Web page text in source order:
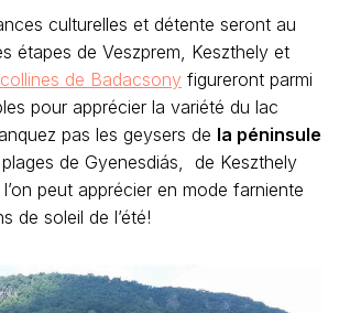
culturelles et détente seront au
étapes de Veszprem, Keszthely et
de Badacsony figureront parmi
pour apprécier la variété du lac
pas les geysers de la péninsule
de Gyenesdiás, de Keszthely
peut apprécier en mode farniente
de soleil de l’été!